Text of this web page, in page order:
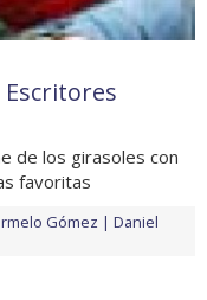
Escritores
de los girasoles con
favoritas
Gómez
Daniel